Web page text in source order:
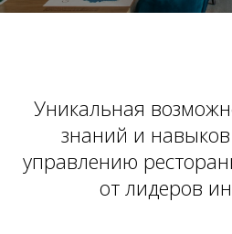
Уникальная
знаний и навыков
управлению
от лидеров